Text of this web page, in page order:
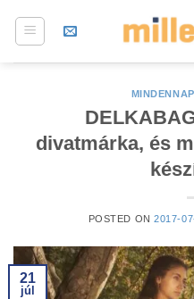
divatmárka, és
POSTED ON2017-
21
júl